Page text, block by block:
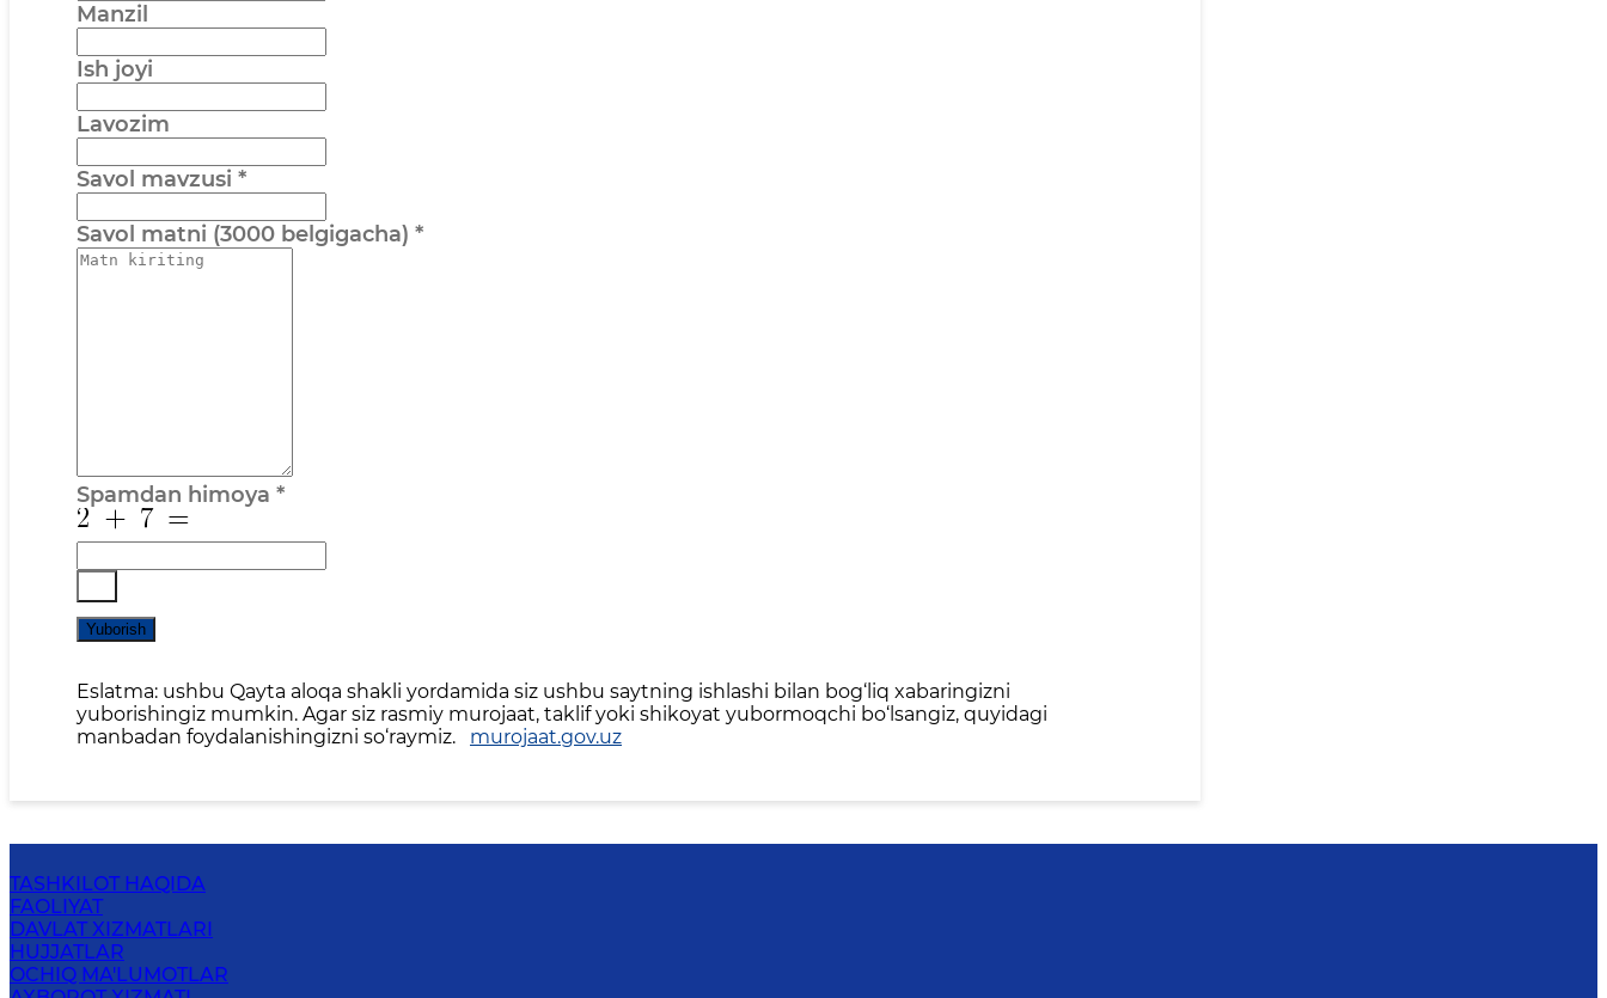
Manzil
Ish joyi
Lavozim
Savol mavzusi *
Savol matni (3000 belgigacha) *
Spamdan himoya *
Yuborish
Eslatma: ushbu Qayta aloqa shakli yordamida siz ushbu saytning ishlashi bilan bog‘liq xabaringizni
yuborishingiz mumkin. Agar siz rasmiy murojaat, taklif yoki shikoyat yubormoqchi bo‘lsangiz, quyidagi
manbadan foydalanishingizni so‘raymiz.
murojaat.gov.uz
TASHKILOT HAQIDA
FAOLIYAT
DAVLAT XIZMATLARI
HUJJATLAR
OCHIQ MA'LUMOTLAR